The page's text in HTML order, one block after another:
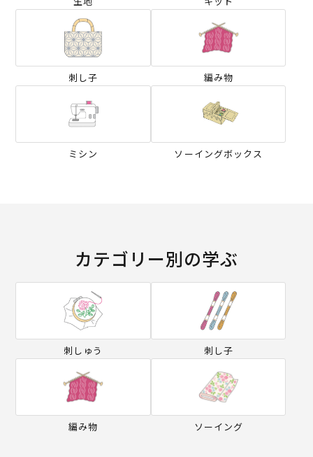
刺し子 編み物
ミシン ソーイングボックス
カテゴリー別の学ぶ
刺しゅう 刺し子
編み物 ソーイング